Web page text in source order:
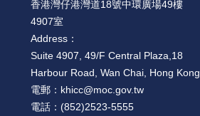
香港灣仔港灣道18號中環廣場49樓
4907室
Address：
Suite 4907, 49/F Central Plaza,18
Harbour Road, Wan Chai, Hong Kong
電郵： khicc@moc.gov.tw
電話： (852)2523-5555